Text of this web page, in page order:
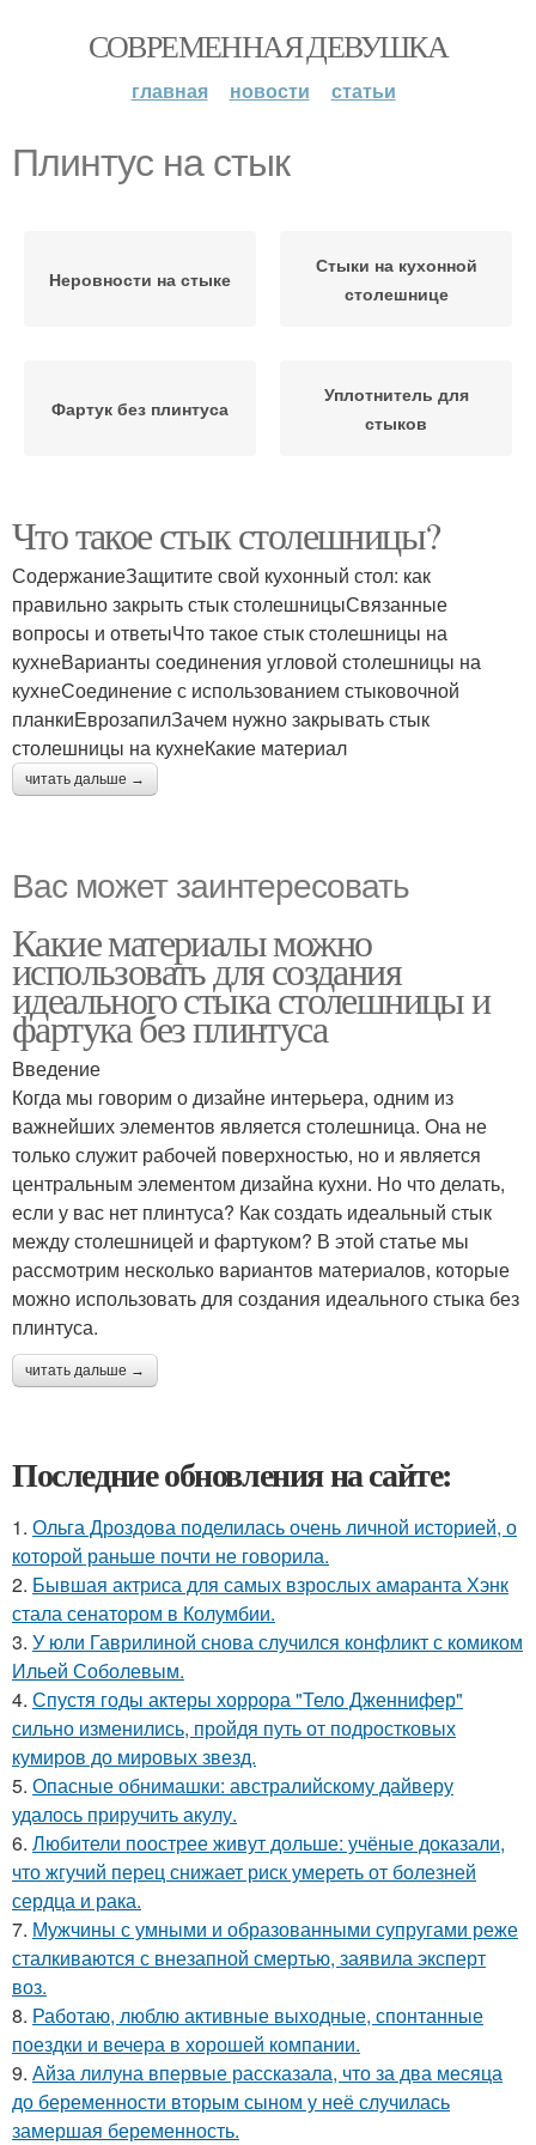
СОВРЕМЕННАЯ ДЕВУШКА
главная новости статьи
Плинтус на стык
Неровности на стыке
Стыки на кухонной
столешнице
Фартук без плинтуса
Уплотнитель для
стыков
Что такое стык столешницы?
СодержаниеЗащитите свой кухонный стол: как
правильно закрыть стык столешницыСвязанные
вопросы и ответыЧто такое стык столешницы на
кухнеВарианты соединения угловой столешницы на
кухнеСоединение с использованием стыковочной
планкиЕврозапилЗачем нужно закрывать стык
столешницы на кухнеКакие материал
читать дальше →
Вас может заинтересовать
Какие материалы можно
использовать для создания
идеального стыка столешницы и
фартука без плинтуса
Введение
Когда мы говорим о дизайне интерьера, одним из
важнейших элементов является столешница. Она не
только служит рабочей поверхностью, но и является
центральным элементом дизайна кухни. Но что делать,
если у вас нет плинтуса? Как создать идеальный стык
между столешницей и фартуком? В этой статье мы
рассмотрим несколько вариантов материалов, которые
можно использовать для создания идеального стыка без
плинтуса.
читать дальше →
Последние обновления на сайте:
1. Ольга Дроздова поделилась очень личной историей, о
которой раньше почти не говорила.
2. Бывшая актриса для самых взрослых амаранта Хэнк
стала сенатором в Колумбии.
3. У юли Гаврилиной снова случился конфликт с комиком
Ильей Соболевым.
4. Спустя годы актеры хоррора "Тело Дженнифер"
сильно изменились, пройдя путь от подростковых
кумиров до мировых звезд.
5. Опасные обнимашки: австралийскому дайверу
удалось приручить акулу.
6. Любители поострее живут дольше: учёные доказали,
что жгучий перец снижает риск умереть от болезней
сердца и рака.
7. Мужчины с умными и образованными супругами реже
сталкиваются с внезапной смертью, заявила эксперт
воз.
8. Работаю, люблю активные выходные, спонтанные
поездки и вечера в хорошей компании.
9. Айза лилуна впервые рассказала, что за два месяца
до беременности вторым сыном у неё случилась
замершая беременность.